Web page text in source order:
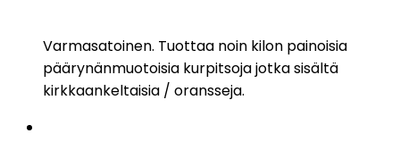
Varmasatoinen. Tuottaa noin kilon painoisia
päärynänmuotoisia kurpitsoja jotka sisältä
kirkkaankeltaisia / oransseja.